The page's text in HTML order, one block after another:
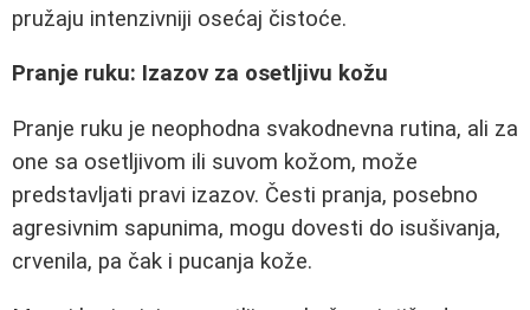
pružaju intenzivniji osećaj čistoće.
Pranje ruku: Izazov za osetljivu kožu
Pranje ruku je neophodna svakodnevna rutina, ali za
one sa osetljivom ili suvom kožom, može
predstavljati pravi izazov. Česti pranja, posebno
agresivnim sapunima, mogu dovesti do isušivanja,
crvenila, pa čak i pucanja kože.